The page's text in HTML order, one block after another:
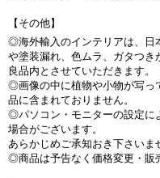
【その他】
◎海外輸入のインテリアは、日
や塗装漏れ、色ムラ、ガタつき
良品内とさせていただきます。
◎画像の中に植物や小物が写っ
品に含まれておりません。
◎パソコン・モニターの設定に
場合がございます。
あらかじめご承知おき下さいま
◎商品は予告なく価格変更・販